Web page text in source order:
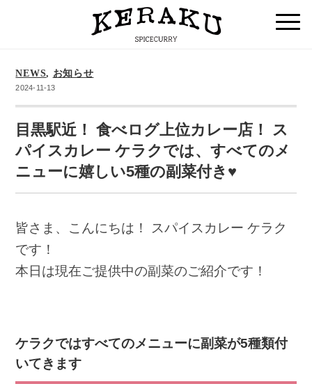
NEWS, お知らせ
2024-11-13
目黒駅近！ 食べログ上位カレー店！ ス
パイスカレー ケラクでは、すべてのメ
ニューに嬉しい5種の副菜付き♥
皆さま、こんにちは！ スパイスカレー ケラク
です！
本日は現在ご提供中の副菜のご紹介です！
ケラクではすべてのメニューに副菜が5種類付
いてきます